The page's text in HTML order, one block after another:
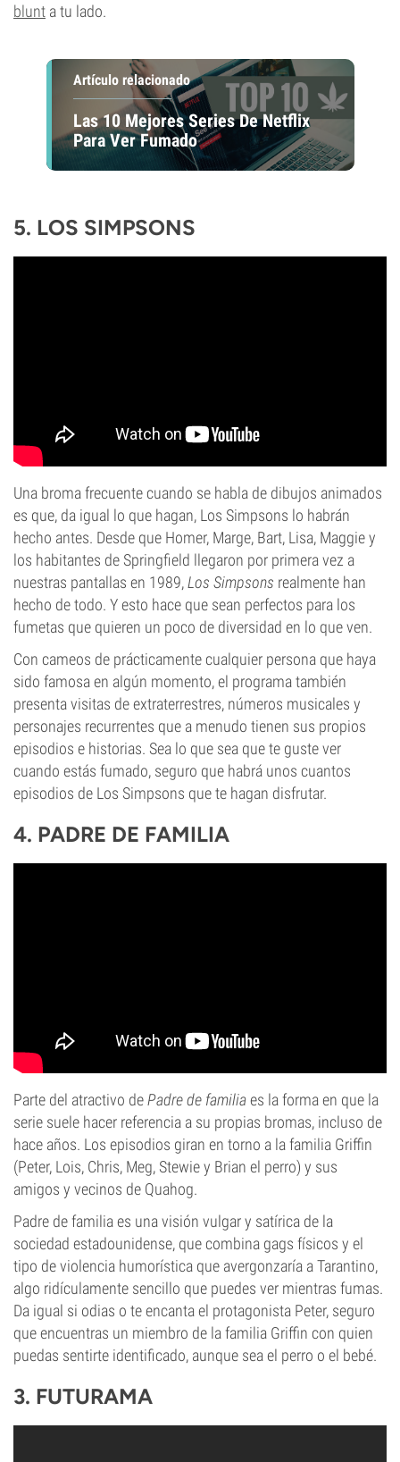
blunt a tu lado.
Artículo relacionado
Las 10 Mejores Series De Netflix
Para Ver Fumado
5. LOS SIMPSONS
Una broma frecuente cuando se habla de dibujos animados
es que, da igual lo que hagan, Los Simpsons lo habrán
hecho antes. Desde que Homer, Marge, Bart, Lisa, Maggie y
los habitantes de Springfield llegaron por primera vez a
nuestras pantallas en 1989,Los Simpsons realmente han
hecho de todo. Y esto hace que sean perfectos para los
fumetas que quieren un poco de diversidad en lo que ven.
Con cameos de prácticamente cualquier persona que haya
sido famosa en algún momento, el programa también
presenta visitas de extraterrestres, números musicales y
personajes recurrentes que a menudo tienen sus propios
episodios e historias. Sea lo que sea que te guste ver
cuando estás fumado, seguro que habrá unos cuantos
episodios de Los Simpsons que te hagan disfrutar.
4. PADRE DE FAMILIA
Parte del atractivo dePadre de familiaes la forma en que la
serie suele hacer referencia a su propias bromas, incluso de
hace años. Los episodios giran en torno a la familia Griffin
(Peter, Lois, Chris, Meg, Stewie y Brian el perro) y sus
amigos y vecinos de Quahog.
Padre de familia es una visión vulgar y satírica de la
sociedad estadounidense, que combina gags físicos y el
tipo de violencia humorística que avergonzaría a Tarantino,
algo ridículamente sencillo que puedes ver mientras fumas.
Da igual si odias o te encanta el protagonista Peter, seguro
que encuentras un miembro de la familia Griffin con quien
puedas sentirte identificado, aunque sea el perro o el bebé.
3. FUTURAMA